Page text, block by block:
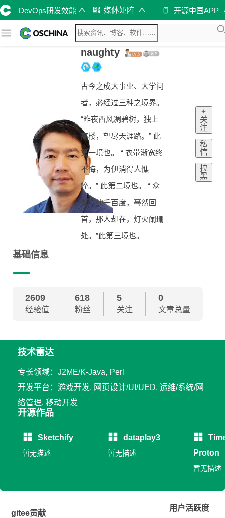
DevOps研发效能 媒体矩阵 开源中国APP
naughty
古今之成大事业、大学问
者，必经过三种之境界。
“昨夜西风凋碧树，独上
高楼，望尽天涯路。” 此
第一境也。 “ 衣带渐宽终
不悔，为伊消得人憔
悴。” 此第二境也。 “ 众
里寻他千百度，蓦然回
首，那人却在，灯火阑珊
处。”此第三境也。
+
关
注
私
信
拉
黑
基础信息
2609
经验值
618
粉丝
5
关注
0
文章总量
技术雷达
专长领域：J2ME/K-Java, Perl
开发平台：游戏开发, 网页设计/UI/UED, 运维/系统/网
络管理, 移动开发
开源作品
Sketchify
暂无描述
dataplay3
暂无描述
Proton
暂无描述
gitee贡献
用户活跃度